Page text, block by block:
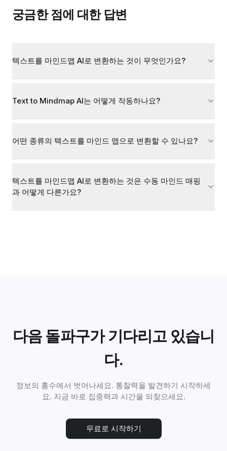
궁금한 점에 대한 답변
텍스트를 마인드맵 AI로 변환하는 것이 무엇인가요?
Text to Mindmap AI는 어떻게 작동하나요?
어떤 종류의 텍스트를 마인드 맵으로 변환할 수 있나요?
텍스트를 마인드맵 AI로 변환하는 것은 수동 마인드 매핑
과 어떻게 다른가요?
다음 돌파구가 기다리고 있습니
다.
정보의 홍수에서 벗어나세요. 통찰력을 발견하기 시작하세
요. 지금 바로 집중력과 시간을 되찾으세요.
무료로 시작하기